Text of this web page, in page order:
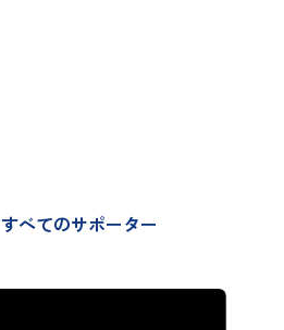
すべてのサポーター